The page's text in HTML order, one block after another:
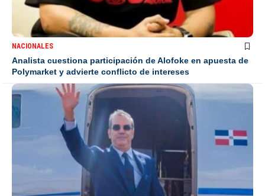
NACIONALES
Analista cuestiona participación de Alofoke en apuesta de
Polymarket y advierte conflicto de intereses